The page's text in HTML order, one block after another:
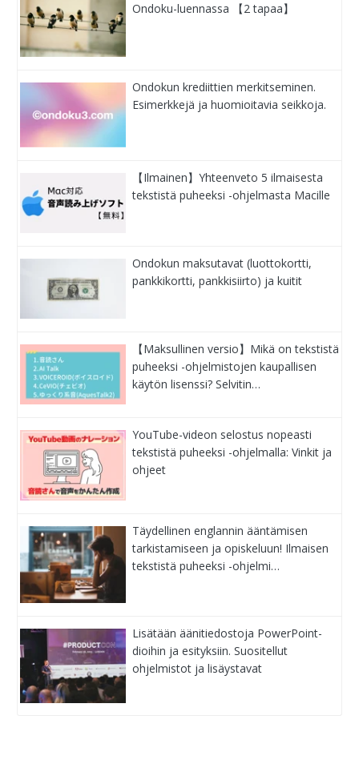
Ondoku-luennassa 【2 tapaa】
Ondokun krediittien merkitseminen.
Esimerkkejä ja huomioitavia seikkoja.
【Ilmainen】Yhteenveto 5 ilmaisesta
tekstistä puheeksi -ohjelmasta Macille
Ondokun maksutavat (luottokortti,
pankkikortti, pankkisiirto) ja kuitit
【Maksullinen versio】Mikä on tekstistä
puheeksi -ohjelmistojen kaupallisen
käytön lisenssi? Selvitin…
YouTube-videon selostus nopeasti
tekstistä puheeksi -ohjelmalla: Vinkit ja
ohjeet
Täydellinen englannin ääntämisen
tarkistamiseen ja opiskeluun! Ilmaisen
tekstistä puheeksi -ohjelmi…
Lisätään äänitiedostoja PowerPoint-
dioihin ja esityksiin. Suositellut
ohjelmistot ja lisäystavat